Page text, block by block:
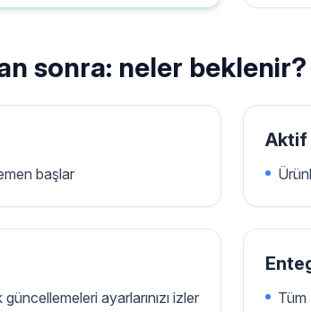
sonra: neler beklenir?
başlar
Aktif
ayarlarınızı izler Tüm